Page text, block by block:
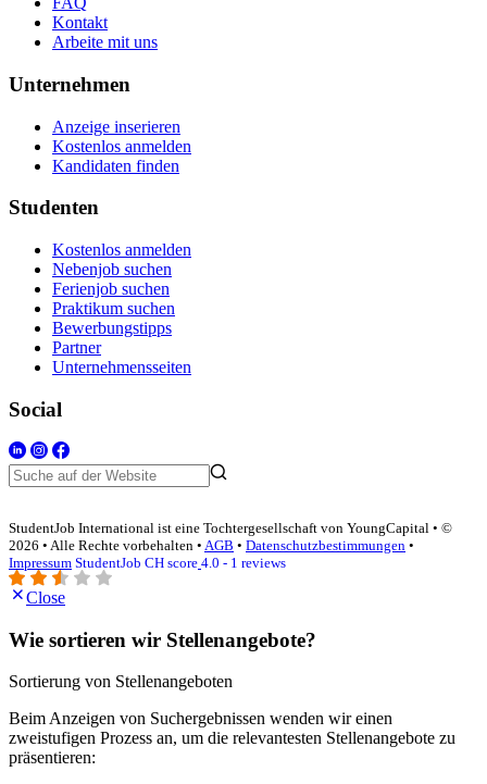
Kontakt
Arbeite mit uns
Unternehmen
Anzeige inserieren
Kostenlos anmelden
Kandidaten finden
Studenten
Kostenlos anmelden
Nebenjob suchen
Ferienjob suchen
Praktikum suchen
Bewerbungstipps
Partner
Unternehmensseiten
Social
StudentJob International ist eine Tochtergesellschaft von YoungCapital • ©
2026 • Alle Rechte vorbehalten • AGB • Datenschutzbestimmungen •
Impressum StudentJob CH score 4.0 - 1 reviews
Close
Wie sortieren wir Stellenangebote?
Sortierung von Stellenangeboten
Beim Anzeigen von Suchergebnissen wenden wir einen
zweistufigen Prozess an, um die relevantesten Stellenangebote zu
präsentieren: